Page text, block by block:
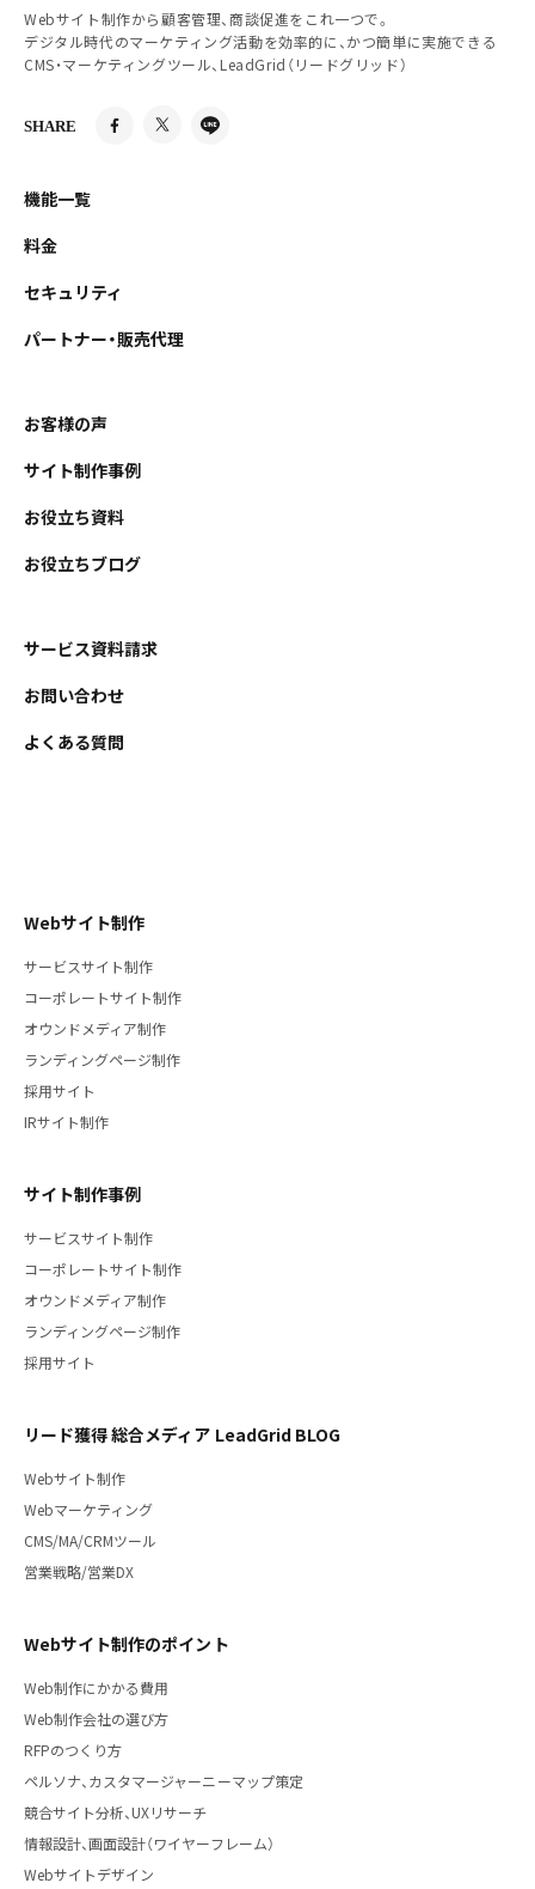
Webサイト制作から顧客管理、商談促進をこれ一つで。
デジタル時代のマーケティング活動を効率的に、かつ簡単に実施できる
CMS・マーケティングツール、LeadGrid（リードグリッド）
SHARE
機能一覧
料金
セキュリティ
パートナー・販売代理
お客様の声
サイト制作事例
お役立ち資料
お役立ちブログ
サービス資料請求
お問い合わせ
よくある質問
Webサイト制作
サービスサイト制作
コーポレートサイト制作
オウンドメディア制作
ランディングページ制作
採用サイト
IRサイト制作
サイト制作事例
サービスサイト制作
コーポレートサイト制作
オウンドメディア制作
ランディングページ制作
採用サイト
リード獲得 総合メディア LeadGrid BLOG
Webサイト制作
Webマーケティング
CMS/MA/CRMツール
営業戦略/営業DX
Webサイト制作のポイント
Web制作にかかる費用
Web制作会社の選び方
RFPのつくり方
ペルソナ、カスタマージャーニーマップ策定
競合サイト分析、UXリサーチ
情報設計、画面設計（ワイヤーフレーム）
Webサイトデザイン